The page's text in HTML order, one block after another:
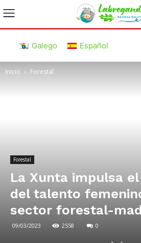
Galego Español
Inicio Forestal
Forestal
La Xunta impulsa
del talento
sector forestal-
09/03/2023 2558 0